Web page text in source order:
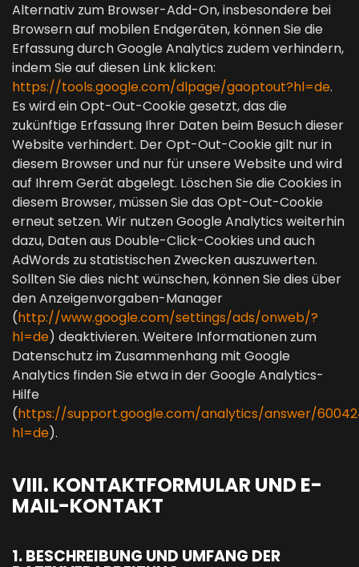
Alternativ zum Browser-Add-On, insbesondere bei
Browsern auf mobilen Endgeräten, können Sie die
Erfassung durch Google Analytics zudem verhindern,
indem Sie auf diesen Link klicken:
https://tools.google.com/dlpage/gaoptout?hl=de.
Es wird ein Opt-Out-Cookie gesetzt, das die
zukünftige Erfassung Ihrer Daten beim Besuch dieser
Website verhindert. Der Opt-Out-Cookie gilt nur in
diesem Browser und nur für unsere Website und wird
auf Ihrem Gerät abgelegt. Löschen Sie die Cookies in
diesem Browser, müssen Sie das Opt-Out-Cookie
erneut setzen. Wir nutzen Google Analytics weiterhin
dazu, Daten aus Double-Click-Cookies und auch
AdWords zu statistischen Zwecken auszuwerten.
Sollten Sie dies nicht wünschen, können Sie dies über
den Anzeigenvorgaben-Manager
(http://www.google.com/settings/ads/onweb/?
hl=de) deaktivieren. Weitere Informationen zum
Datenschutz im Zusammenhang mit Google
Analytics finden Sie etwa in der Google Analytics-
Hilfe
(https://support.google.com/analytics/answer/
hl=de).
VIII. KONTAKTFORMULAR UND E-
MAIL-KONTAKT
1. BESCHREIBUNG UND UMFANG DER